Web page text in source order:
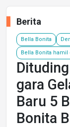
Berita
Bella Bonita
Bella Bonita hamil
gara
Baru 5
Bonita